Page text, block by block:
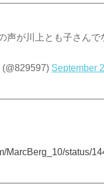
声が川上とも子さん
September
MarcBerg_10/status/